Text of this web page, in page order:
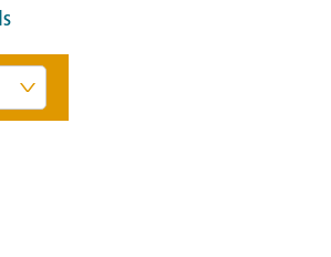
was die Azoren zu bieten
in der Mitte durch eine Bogenbrücke
ranken sich unzählige Legenden,